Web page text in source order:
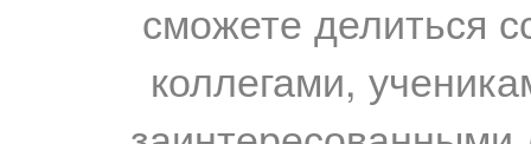
сможете делиться
коллегами,